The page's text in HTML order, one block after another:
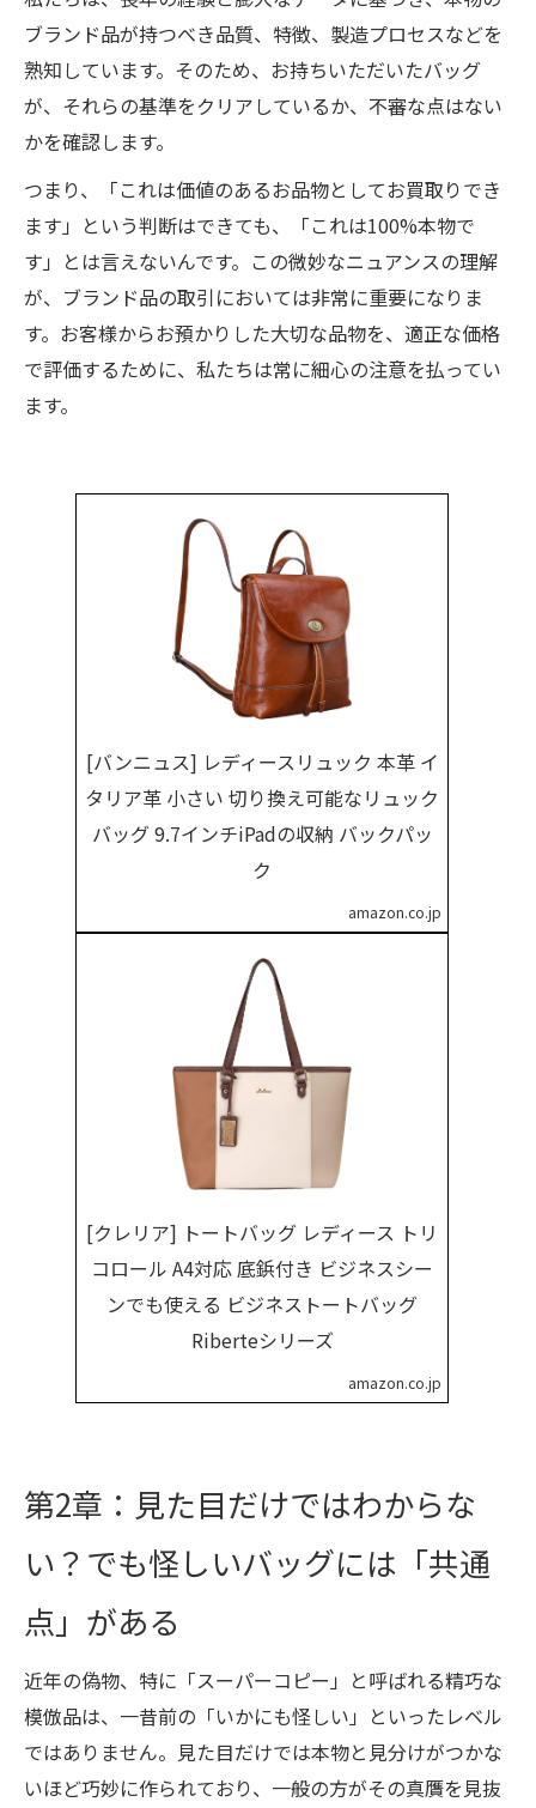
ブランド品が持つべき品質、特徴、製造プロセスなどを
熟知しています。そのため、お持ちいただいたバッグ
が、それらの基準をクリアしているか、不審な点はない
かを確認します。
つまり、「これは価値のあるお品物としてお買取りでき
ます」という判断はできても、「これは100%本物で
す」とは言えないんです。この微妙なニュアンスの理解
が、ブランド品の取引においては非常に重要になりま
す。お客様からお預かりした大切な品物を、適正な価格
で評価するために、私たちは常に細心の注意を払ってい
ます。
[バンニュス] レディースリュック 本革 イ
タリア革 小さい 切り換え可能なリュック
バッグ 9.7インチiPadの収納 バックパッ
ク
amazon.co.jp
[クレリア] トートバッグ レディース トリ
コロール A4対応 底鋲付き ビジネスシー
ンでも使える ビジネストートバッグ
Riberteシリーズ
amazon.co.jp
第2章：見た目だけではわからな
い？でも怪しいバッグには「共通
点」がある
近年の偽物、特に「スーパーコピー」と呼ばれる精巧な
模倣品は、一昔前の「いかにも怪しい」といったレベル
ではありません。見た目だけでは本物と見分けがつかな
いほど巧妙に作られており、一般の方がその真贋を見抜